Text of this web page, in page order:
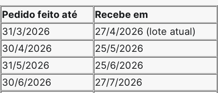
Pedido feito até
Recebe em
31/3/2026
27/4/2026 (lote atual)
30/4/2026
25/5/2026
31/5/2026
25/6/2026
30/6/2026
27/7/2026